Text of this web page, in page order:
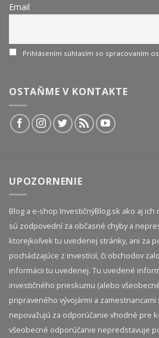
Email
Prihlásením súhlasím so spracovaním
OSTAŇME V KONTAKTE
UPOZORNENIE
Blog a e-shop InvestičnýBlog.sk ako aj
sú zodpovední za občasné chyby a
ktorejkoľvek tu uvedenej stránky, ani za
pochádzajúce z investícií, či obchodov
informácii tu uvedenej. Tu uvedené
investičného prieskumu (alebo
pripraveného vývojármi a
nepovažujú za odporúčanie vhodné pre
všeobecné odporúčanie nepredstavuje